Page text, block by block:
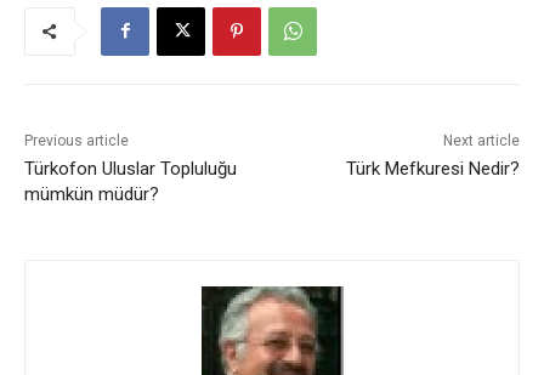
Previous article
Türkofon Uluslar Topluluğu
mümkün müdür?
Next article
Türk Mefkuresi Nedir?